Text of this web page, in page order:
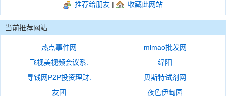
推荐给朋友 | 收藏此网站
当前推荐网站
热点事件网
mlmao批发网
飞视美视频会议系.
绵阳
寻钱网P2P投资理财.
贝斯特试剂网
友团
夜色伊甸园